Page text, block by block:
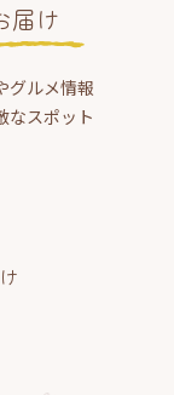
届け
グルメ情報
なスポット